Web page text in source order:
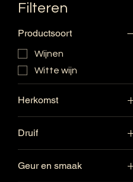
Filteren
Productsoort
Wijnen
Witte wijn
Herkomst
Rioja
Druif
Viura
Geur en smaak